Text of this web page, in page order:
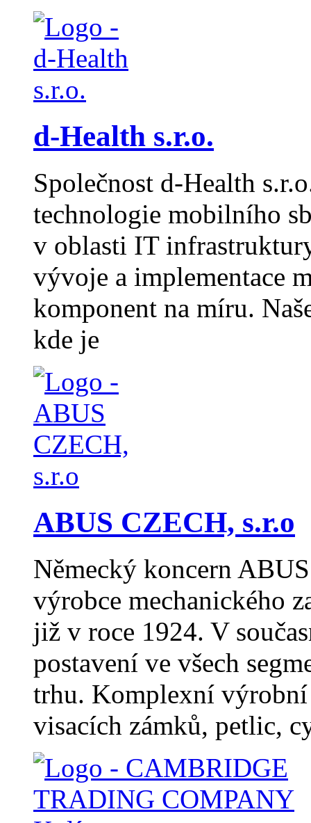
d-Health s.r.o.
Společnost d-Health
technologie mobilního
v oblasti IT
vývoje a implementace
komponent na míru.
kde je
ABUS CZECH, s.r.o
Německý koncern
výrobce mechanického
již v roce 1924. V
postavení ve všech
trhu. Komplexní
visacích zámků, petlic,